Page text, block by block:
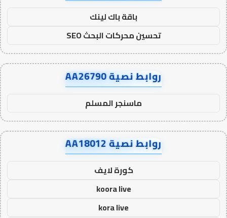
باقة باك لينك
تحسين محركات البحث SEO
روابط نصية AA26790
ماسنجر المسلم
روابط نصية AA18012
كورة لايف
koora live
kora live